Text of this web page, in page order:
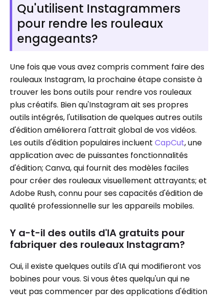
Qu'utilisent Instagrammers
pour rendre les rouleaux
engageants?
Une fois que vous avez compris comment faire des
rouleaux Instagram, la prochaine étape consiste à
trouver les bons outils pour rendre vos rouleaux
plus créatifs. Bien qu'Instagram ait ses propres
outils intégrés, l'utilisation de quelques autres outils
d'édition améliorera l'attrait global de vos vidéos.
Les outils d'édition populaires incluent CapCut, une
application avec de puissantes fonctionnalités
d'édition; Canva, qui fournit des modèles faciles
pour créer des rouleaux visuellement attrayants; et
Adobe Rush, connu pour ses capacités d'édition de
qualité professionnelle sur les appareils mobiles.
Y a-t-il des outils d'IA gratuits pour
fabriquer des rouleaux Instagram?
Oui, il existe quelques outils d'IA qui modifieront vos
bobines pour vous. Si vous êtes quelqu'un qui ne
veut pas commencer par des applications d'édition